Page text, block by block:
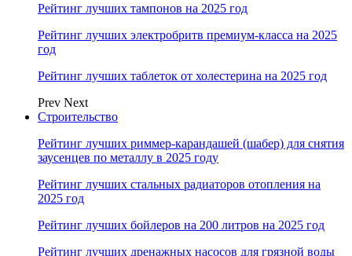
Рейтинг лучших тампонов на 2025 год
Рейтинг лучших электробритв премиум-класса на 2025
год
Рейтинг лучших таблеток от холестерина на 2025 год
Prev Next
Строительство
Рейтинг лучших риммер-карандашей (шабер) для снятия
заусенцев по металлу в 2025 году
Рейтинг лучших стальных радиаторов отопления на
2025 год
Рейтинг лучших бойлеров на 200 литров на 2025 год
Рейтинг лучших дренажных насосов для грязной воды